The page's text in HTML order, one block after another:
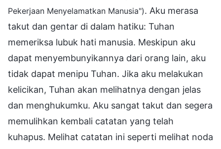
Pekerjaan Menyelamatkan Manusia"). Aku merasa
takut dan gentar di dalam hatiku: Tuhan
memeriksa lubuk hati manusia. Meskipun aku
dapat menyembunyikannya dari orang lain, aku
tidak dapat menipu Tuhan. Jika aku melakukan
kelicikan, Tuhan akan melihatnya dengan jelas
dan menghukumku. Aku sangat takut dan segera
memulihkan kembali catatan yang telah
kuhapus. Melihat catatan ini seperti melihat noda